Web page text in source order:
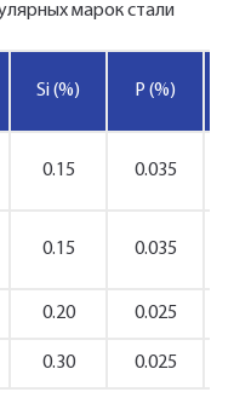
марок стали
Si (%) P (%)
0.15 0.035
0.15 0.035
0.20 0.025
0.30 0.025